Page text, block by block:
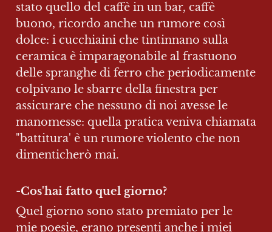
stato quello del caffè in un bar, caffè
buono, ricordo anche un rumore così
dolce: i cucchiaini che tintinnano sulla
ceramica è imparagonabile al frastuono
delle spranghe di ferro che periodicamente
colpivano le sbarre della finestra per
assicurare che nessuno di noi avesse le
manomesse: quella pratica veniva chiamata
"battitura' è un rumore violento che non
dimenticherò mai.
-Cos'hai fatto quel giorno?
Quel giorno sono stato premiato per le
mie poesie, erano presenti anche i miei